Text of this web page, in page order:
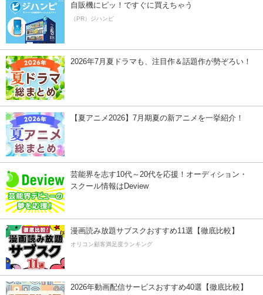
自販機にピッ！ですぐに買えちゃう
（PR）ジハンピ
2026年7月夏ドラマも、注目作＆話題作が勢ぞろい！
【夏アニメ2026】7月期夏の新アニメを一挙紹介！
芸能界を志す10代～20代を応援！オーディション・
スクール情報はDeview
漫画読み放題サブスクおすすめ11選【徹底比較】
オリコン顧客満足度ランキング
2026年動画配信サービスおすすめ40選【徹底比較】